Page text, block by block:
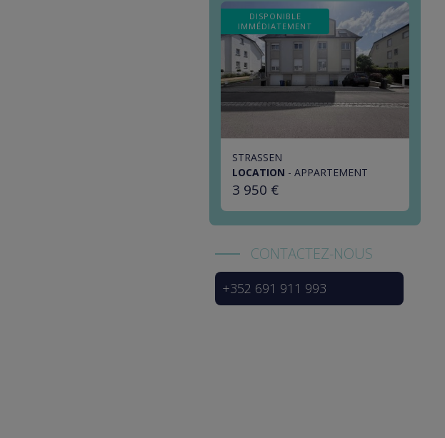
DISPONIBLE
IMMÉDIATEMENT
STRASSEN
LOCATION - APPARTEMENT
3 950 €
CONTACTEZ-NOUS
+352 691 911 993